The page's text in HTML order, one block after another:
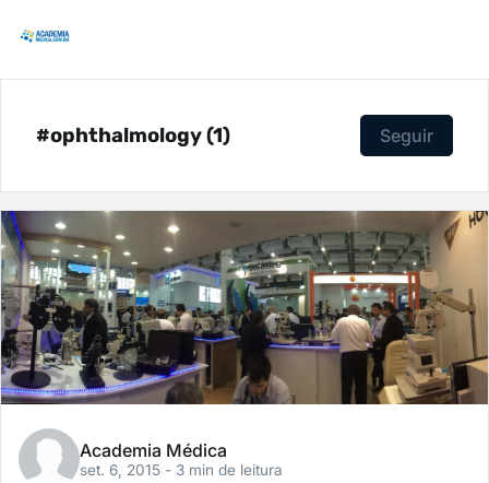
#ophthalmology (1) Seguir
Academia Médica
set. 6, 2015 - 3 min de leitura